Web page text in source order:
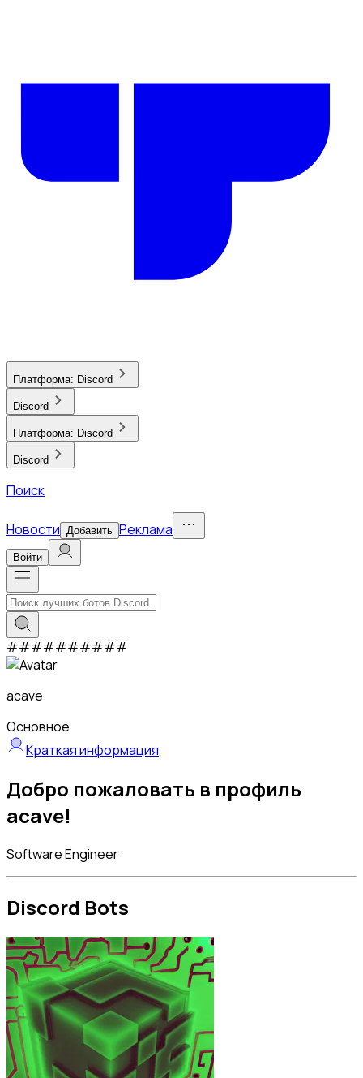
Платформа: Discord
Discord
Платформа: Discord
Discord
Поиск
Новости Добавить Реклама
Войти
##########
acave
Основное
Краткая информация
Добро пожаловать в профиль
acave!
Software Engineer
Discord Bots